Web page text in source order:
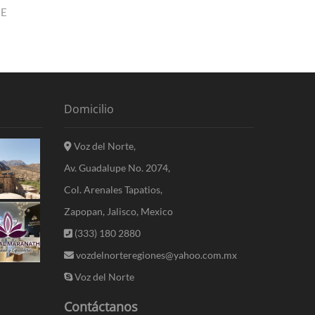
Domicilio
Voz del Norte,
Av. Guadalupe No. 2074,
Col. Arenales Tapatios,
Zapopan, Jalisco, Mexico
(333) 180 2880
vozdelnorteregiones@yahoo.com.mx
Voz del Norte
Contáctanos